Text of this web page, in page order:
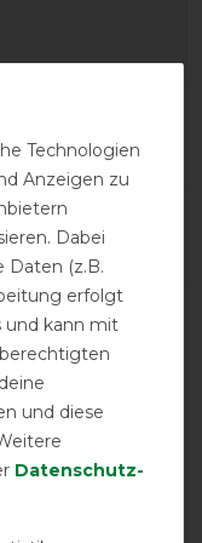
Technologien
Anzeigen zu
Dabei
Daten (z.B.
erfolgt
und kann mit
und diese
Daten­schutz­